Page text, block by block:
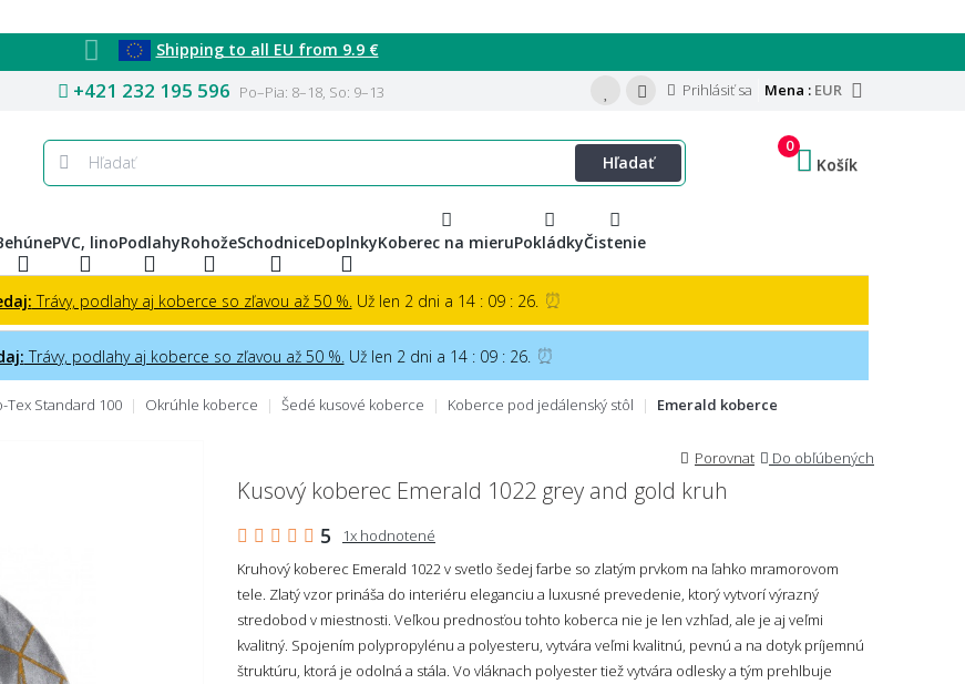
Shipping to all EU from 9.9 €
+421 232 195 596 Po–Pia: 8–18, So: 9–13 Mena : EUR
Prihlásiť sa
Hľadať
0
Košík
PVC, linoPodlahyRohožeSchodniceDoplnkyKoberec na mieruPokládkyČistenie
Trávy, podlahy aj koberce so zľavou až 50 %. Už len 2 dni a 14 : 09 : 25. ⏰
Trávy, podlahy aj koberce so zľavou až 50 %. Už len 2 dni a 14 : 09 : 25. ⏰
Standard 100 Okrúhle koberce Šedé kusové koberce Koberce pod jedálenský stôl Emerald koberce
Porovnat Do obľúbených
Kusový koberec Emerald 1022 grey and gold kruh
5
1x hodnotené
Kruhový koberec Emerald 1022 v svetlo šedej farbe so zlatým prvkom na ľahko mramorovom
tele. Zlatý vzor prináša do interiéru eleganciu a luxusné prevedenie, ktorý vytvorí výrazný
stredobod v miestnosti. Veľkou prednosťou tohto koberca nie je len vzhľad, ale je aj veľmi
kvalitný. Spojením polypropylénu a polyesteru, vytvára veľmi kvalitnú, pevnú a na dotyk príjemnú
štruktúru, ktorá je odolná a stála. Vo vláknach polyester tiež vytvára odlesky a tým prehlbuje